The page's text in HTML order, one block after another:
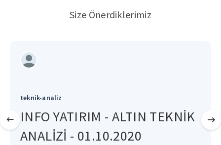
Size Önerdiklerimiz
teknik-analiz
INFO YATIRIM - ALTIN TEKNİK
ANALİZİ - 01.10.2020